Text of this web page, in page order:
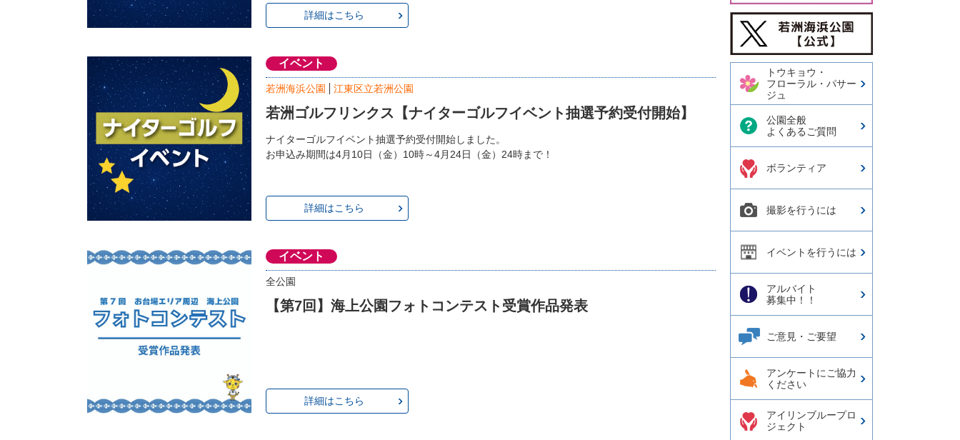
詳細はこちら
イベント
若洲海浜公園 江東区立若洲公園
若洲ゴルフリンクス【ナイターゴルフイベント抽選予約受付開始】
ナイターゴルフイベント抽選予約受付開始しました。
お申込み期間は4月10日（金）10時～4月24日（金）24時まで！
詳細はこちら
イベント
全公園
【第7回】海上公園フォトコンテスト受賞作品発表
詳細はこちら
今日の若洲海浜公園【公式
X】
トウキョウ・
フローラル・パサー
ジュ
公園全般
よくあるご質問
ボランティア
撮影を行うには
イベントを行うには
アルバイト
募集中！！
ご意見・ご要望
アンケートにご協力
ください
アイリンブループロ
ジェクト